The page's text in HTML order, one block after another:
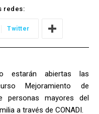
redes:
Twitter
estarán abiertas las
Mejoramiento de
personas mayores del
a través de CONADI.